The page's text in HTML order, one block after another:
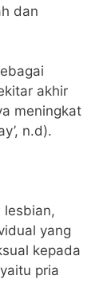
dan
akhir
meningkat
n.d).
lesbian,
yang
kepada
pria